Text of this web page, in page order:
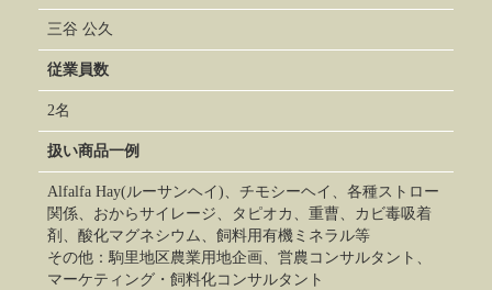
三谷 公久
従業員数
2名
扱い商品一例
Alfalfa Hay(ルーサンヘイ)、チモシーヘイ、各種ストロー
関係、おからサイレージ、タピオカ、重曹、カビ毒吸着
剤、酸化マグネシウム、飼料用有機ミネラル等
その他：駒里地区農業用地企画、営農コンサルタント、
マーケティング・飼料化コンサルタント